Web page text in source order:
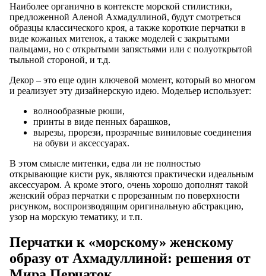
Наиболее органично в контексте морской стилистики,
предложенной Аленой Ахмадуллиной, будут смотреться
образцы классического кроя, а также короткие перчатки в
виде кожаных митенок, а также моделей с закрытыми
пальцами, но с открытыми запястьями или с полуоткрытой
тыльной стороной, и т.д.
Декор – это еще один ключевой момент, который во многом
и реализует эту дизайнерскую идею. Модельер использует:
волнообразные рюши,
принты в виде пенных барашков,
вырезы, прорези, прозрачные виниловые соединения
на обуви и аксессуарах.
В этом смысле митенки, едва ли не полностью
открывающие кисти рук, являются практически идеальным
аксессуаром. А кроме этого, очень хорошо дополнят такой
женский образ перчатки с прорезанным по поверхности
рисунком, воспроизводящим оригинальную абстракцию,
узор на морскую тематику, и т.п.
Перчатки к «морскому» женскому
образу от Ахмадуллиной: решения от